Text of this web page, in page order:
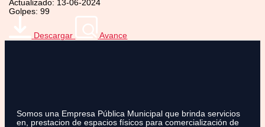
Actualizado: 13-06-2024
Golpes: 99
Descargar Avance
Somos una Empresa Pública Municipal que brinda servicios
en, prestacion de espacios físicos para comercialización de